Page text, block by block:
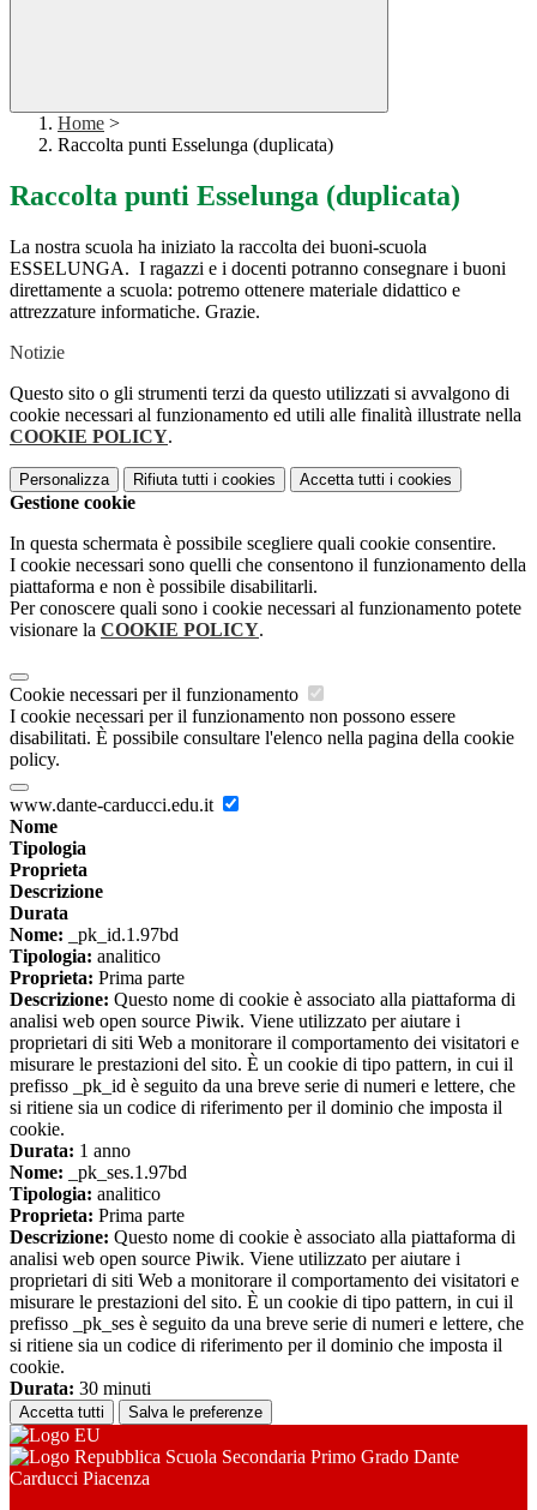
Home >
Raccolta punti Esselunga (duplicata)
Raccolta punti Esselunga (duplicata)
La nostra scuola ha iniziato la raccolta dei buoni-scuola
ESSELUNGA. I ragazzi e i docenti potranno consegnare i buoni
direttamente a scuola: potremo ottenere materiale didattico e
attrezzature informatiche. Grazie.
Notizie
Questo sito o gli strumenti terzi da questo utilizzati si avvalgono di
cookie necessari al funzionamento ed utili alle finalità illustrate nella
COOKIE POLICY.
Personalizza Rifiuta tutti i cookies Accetta tutti i cookies
Gestione cookie
In questa schermata è possibile scegliere quali cookie consentire.
I cookie necessari sono quelli che consentono il funzionamento della
piattaforma e non è possibile disabilitarli.
Per conoscere quali sono i cookie necessari al funzionamento potete
visionare la COOKIE POLICY.
Cookie necessari per il funzionamento
I cookie necessari per il funzionamento non possono essere
disabilitati. È possibile consultare l'elenco nella pagina della cookie
policy.
www.dante-carducci.edu.it
Nome
Tipologia
Proprieta
Descrizione
Durata
Nome: _pk_id.1.97bd
Tipologia: analitico
Proprieta: Prima parte
Descrizione: Questo nome di cookie è associato alla piattaforma di
analisi web open source Piwik. Viene utilizzato per aiutare i
proprietari di siti Web a monitorare il comportamento dei visitatori e
misurare le prestazioni del sito. È un cookie di tipo pattern, in cui il
prefisso _pk_id è seguito da una breve serie di numeri e lettere, che
si ritiene sia un codice di riferimento per il dominio che imposta il
cookie.
Durata: 1 anno
Nome: _pk_ses.1.97bd
Tipologia: analitico
Proprieta: Prima parte
Descrizione: Questo nome di cookie è associato alla piattaforma di
analisi web open source Piwik. Viene utilizzato per aiutare i
proprietari di siti Web a monitorare il comportamento dei visitatori e
misurare le prestazioni del sito. È un cookie di tipo pattern, in cui il
prefisso _pk_ses è seguito da una breve serie di numeri e lettere, che
si ritiene sia un codice di riferimento per il dominio che imposta il
cookie.
Durata: 30 minuti
Accetta tutti Salva le preferenze
Scuola Secondaria Primo Grado Dante
Carducci Piacenza